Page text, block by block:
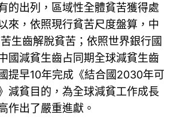
的出列，區域性全體貧苦獲得處
來，依照現行貧苦尺度盤算，中
生齒解脫貧苦；依照世界銀行國
國減貧生齒占同期全球減貧生齒
提早10年完成《結合國2030年可
減貧目的，為全球減貧工作成長
作出了嚴重進獻。